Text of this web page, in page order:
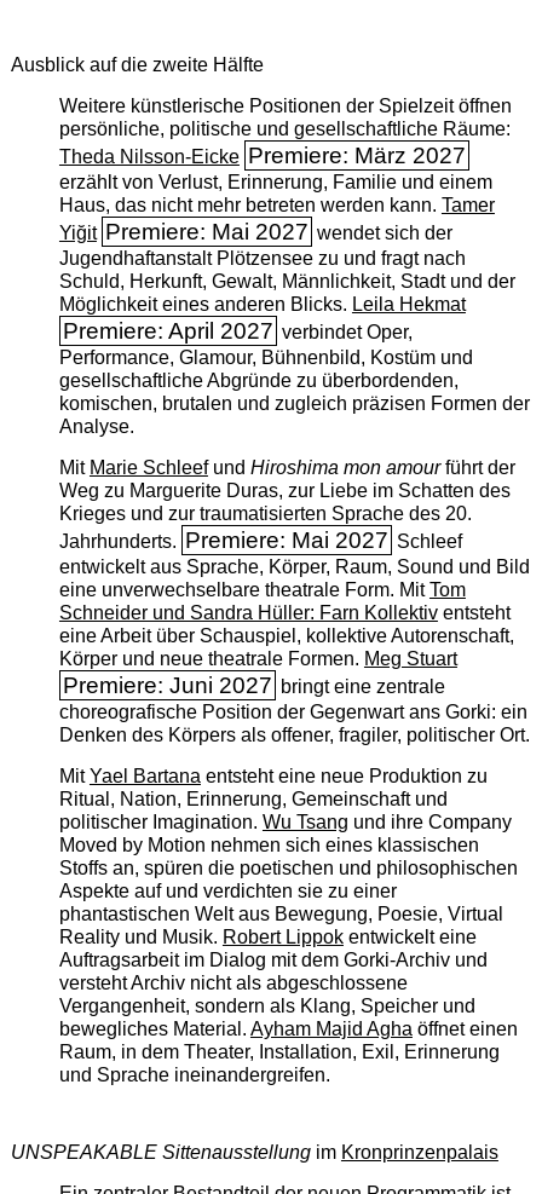
Ausblick auf die zweite Hälfte
Weitere künstlerische Positionen der Spielzeit öffnen
persönliche, politische und gesellschaftliche Räume:
Theda Nilsson-Eicke Premiere: März 2027
erzählt von Verlust, Erinnerung, Familie und einem
Haus, das nicht mehr betreten werden kann. Tamer
Yiğit Premiere: Mai 2027 wendet sich der
Jugendhaftanstalt Plötzensee zu und fragt nach
Schuld, Herkunft, Gewalt, Männlichkeit, Stadt und der
Möglichkeit eines anderen Blicks. Leila Hekmat
Premiere: April 2027 verbindet Oper,
Performance, Glamour, Bühnenbild, Kostüm und
gesellschaftliche Abgründe zu überbordenden,
komischen, brutalen und zugleich präzisen Formen der
Analyse.
Mit Marie Schleefund Hiroshima mon amourführt der
Weg zu Marguerite Duras, zur Liebe im Schatten des
Krieges und zur traumatisierten Sprache des 20.
Jahrhunderts. Premiere: Mai 2027 Schleef
entwickelt aus Sprache, Körper, Raum, Sound und Bild
eine unverwechselbare theatrale Form. MitTom
Schneider und Sandra Hüller: Farn Kollektiventsteht
eine Arbeit über Schauspiel, kollektive Autorenschaft,
Körper und neue theatrale Formen. Meg Stuart
Premiere: Juni 2027 bringt eine zentrale
choreografische Position der Gegenwart ans Gorki: ein
Denken des Körpers als offener, fragiler, politischer Ort.
MitYael Bartanaentsteht eine neue Produktion zu
Ritual, Nation, Erinnerung, Gemeinschaft und
politischer Imagination. Wu Tsang und ihre Company
Moved by Motion nehmen sich eines klassischen
Stoffs an, spüren die poetischen und philosophischen
Aspekte auf und verdichten sie zu einer
phantastischen Welt aus Bewegung, Poesie, Virtual
Reality und Musik. Robert Lippokentwickelt eine
Auftragsarbeit im Dialog mit dem Gorki-Archiv und
versteht Archiv nicht als abgeschlossene
Vergangenheit, sondern als Klang, Speicher und
bewegliches Material. Ayham Majid Aghaöffnet einen
Raum, in dem Theater, Installation, Exil, Erinnerung
und Sprache ineinandergreifen.
UNSPEAKABLE Sittenausstellungim Kronprinzenpalais